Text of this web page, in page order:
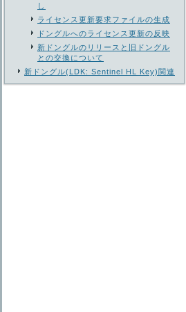
し
ライセンス更新要求ファイルの生成
ドングルへのライセンス更新の反映
新ドングルのリリースと旧ドングル
との交換について
新ドングル(LDK: Sentinel HL Key)関連